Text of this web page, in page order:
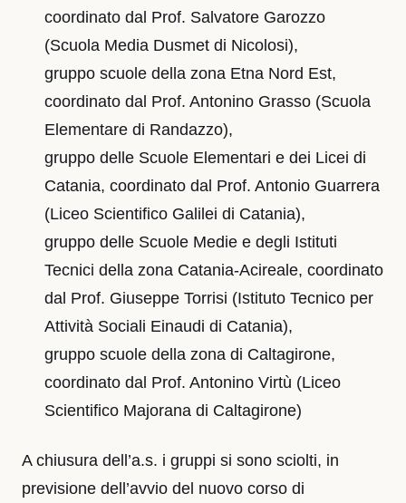
coordinato dal Prof. Salvatore Garozzo
(Scuola Media Dusmet di Nicolosi),
gruppo scuole della zona Etna Nord Est,
coordinato dal Prof. Antonino Grasso (Scuola
Elementare di Randazzo),
gruppo delle Scuole Elementari e dei Licei di
Catania, coordinato dal Prof. Antonio Guarrera
(Liceo Scientifico Galilei di Catania),
gruppo delle Scuole Medie e degli Istituti
Tecnici della zona Catania-Acireale, coordinato
dal Prof. Giuseppe Torrisi (Istituto Tecnico per
Attività Sociali Einaudi di Catania),
gruppo scuole della zona di Caltagirone,
coordinato dal Prof. Antonino Virtù (Liceo
Scientifico Majorana di Caltagirone)
A chiusura dell’a.s. i gruppi si sono sciolti, in
previsione dell’avvio del nuovo corso di